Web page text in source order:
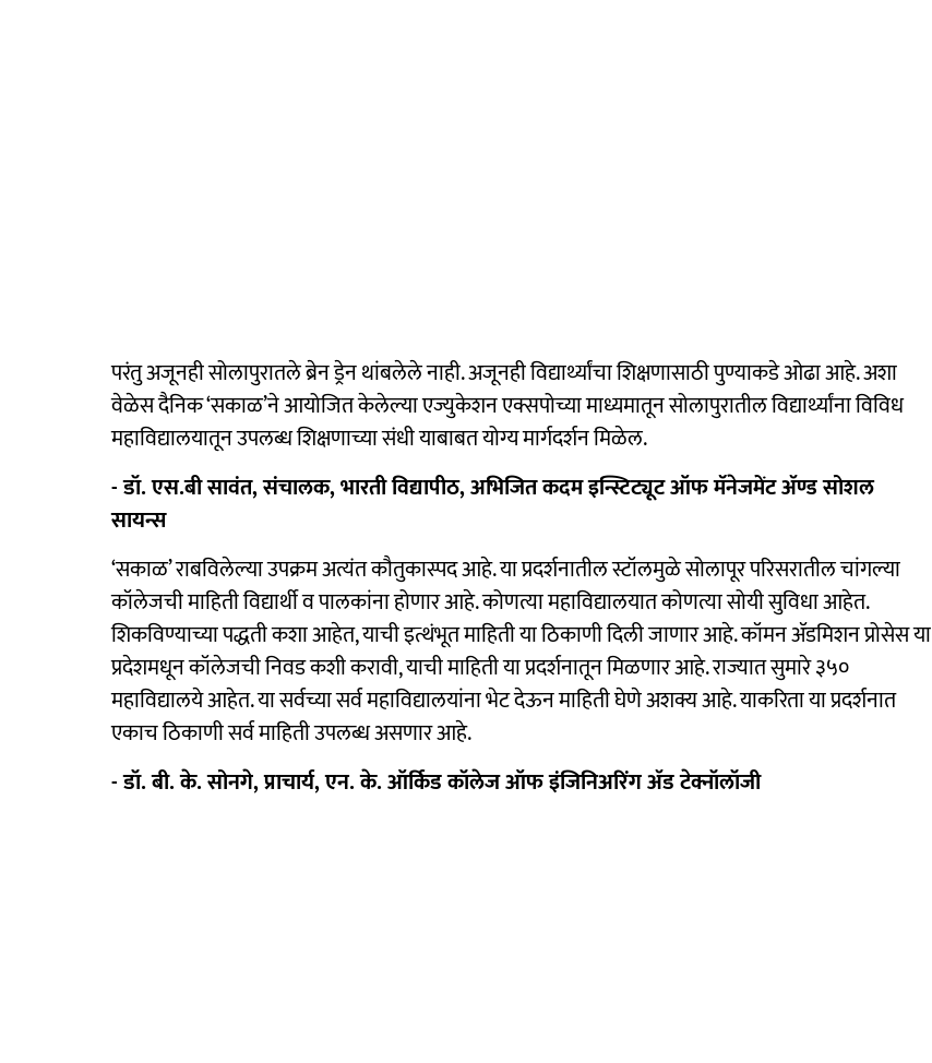
परंतु अजूनही सोलापुरातले ब्रेन ड्रेन थांबलेले नाही. अजूनही विद्यार्थ्यांचा शिक्षणासाठी पुण्याकडे ओढा आहे. अशा
वेळेस दैनिक ‘सकाळ’ने आयोजित केलेल्या एज्युकेशन एक्सपोच्या माध्यमातून सोलापुरातील विद्यार्थ्यांना विविध
महाविद्यालयातून उपलब्ध शिक्षणाच्या संधी याबाबत योग्य मार्गदर्शन मिळेल.
- डॉ. एस.बी सावंत, संचालक, भारती विद्यापीठ, अभिजित कदम इन्स्टिट्यूट ऑफ मॅनेजमेंट ॲण्ड सोशल
सायन्स
‘सकाळ’ राबविलेल्या उपक्रम अत्यंत कौतुकास्पद आहे. या प्रदर्शनातील स्टॉलमुळे सोलापूर परिसरातील चांगल्या
कॉलेजची माहिती विद्यार्थी व पालकांना होणार आहे. कोणत्या महाविद्यालयात कोणत्या सोयी सुविधा आहेत.
शिकविण्याच्या पद्धती कशा आहेत, याची इत्थंभूत माहिती या ठिकाणी दिली जाणार आहे. कॉमन ॲडमिशन प्रोसेस या
प्रदेशमधून कॉलेजची निवड कशी करावी, याची माहिती या प्रदर्शनातून मिळणार आहे. राज्यात सुमारे ३५०
महाविद्यालये आहेत. या सर्वच्या सर्व महाविद्यालयांना भेट देऊन माहिती घेणे अशक्य आहे. याकरिता या प्रदर्शनात
एकाच ठिकाणी सर्व माहिती उपलब्ध असणार आहे.
- डॉ. बी. के. सोनगे, प्राचार्य, एन. के. ऑर्किड कॉलेज ऑफ इंजिनिअरिंग ॲड टेक्नॉलॉजी